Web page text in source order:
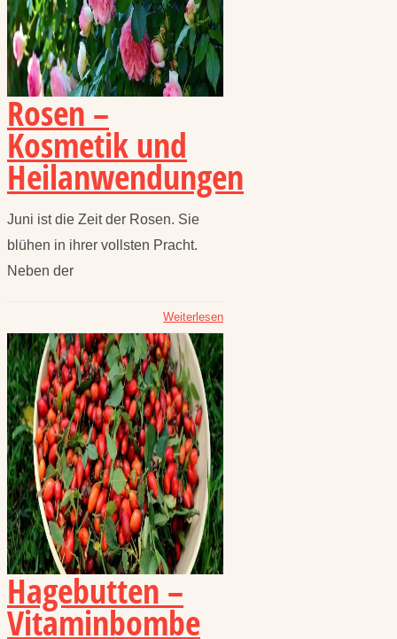
Rosen –
Kosmetik und
Heilanwendungen
Juni ist die Zeit der Rosen. Sie
blühen in ihrer vollsten Pracht.
Neben der
Weiterlesen
Hagebutten –
Vitaminbombe